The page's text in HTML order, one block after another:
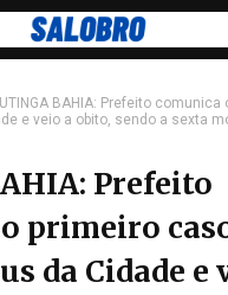
UTINGA BAHIA: Prefeito
e veio a obito, sendo a sexta
Prefeito
primeiro
da Cidade e